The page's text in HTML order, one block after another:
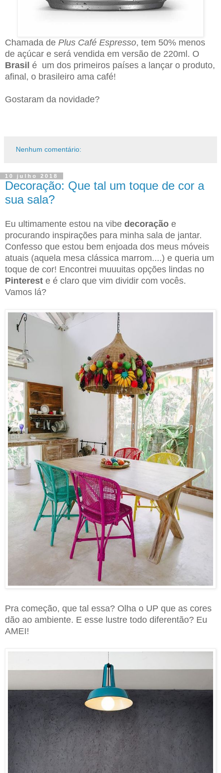
Chamada de Plus Café Espresso, tem 50% menos
de açúcar e será vendida em versão de 220ml. O
Brasil é um dos primeiros países a lançar o produto,
afinal, o brasileiro ama café!
Gostaram da novidade?
Nenhum comentário:
10 julho 2018
Decoração: Que tal um toque de cor a
sua sala?
Eu ultimamente estou na vibe decoração e
procurando inspirações para minha sala de jantar.
Confesso que estou bem enjoada dos meus móveis
atuais (aquela mesa clássica marrom....) e queria um
toque de cor! Encontrei muuuitas opções lindas no
Pinterest e é claro que vim dividir com vocês.
Vamos lá?
Pra começão, que tal essa? Olha o UP que as cores
dão ao ambiente. E esse lustre todo diferentão? Eu
AMEI!